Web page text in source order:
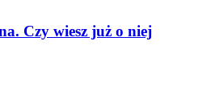
Czy wiesz już o niej